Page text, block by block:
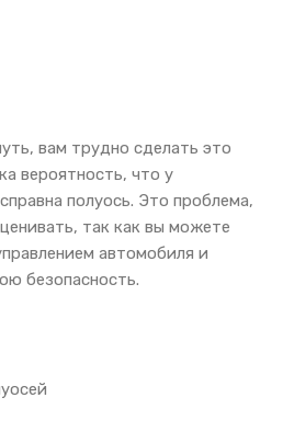
вам трудно сделать это
вероятность, что у
полуось. Это проблема,
так как вы можете
автомобиля и
безопасность.